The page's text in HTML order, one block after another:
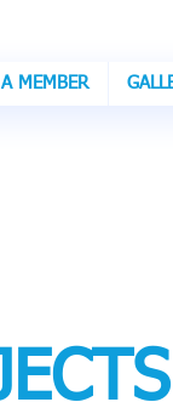
MEMBER